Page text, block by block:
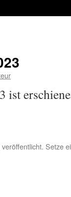
ist
veröffentlicht. Setze